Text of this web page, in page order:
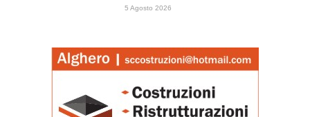
5 Agosto 2026